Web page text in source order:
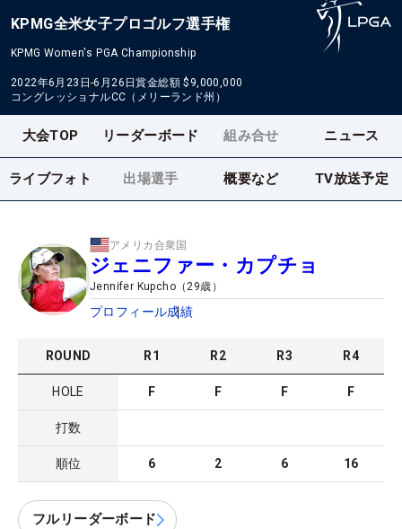
KPMG全米女子プロゴルフ選手権
KPMG Women's PGA Championship
2022年6月23日-6月26日賞金総額 $9,000,000
コングレッショナルCC（メリーランド州）
大会TOP リーダーボード 組み合せ ニュース
ライブフォト 出場選手 概要など TV放送予定
アメリカ合衆国
ジェニファー・カプチョ
Jennifer Kupcho （29歳）
プロフィール成績
ROUND R1 R2 R3 R4
HOLE F F F F
打数
順位 6 2 6 16
フルリーダーボード